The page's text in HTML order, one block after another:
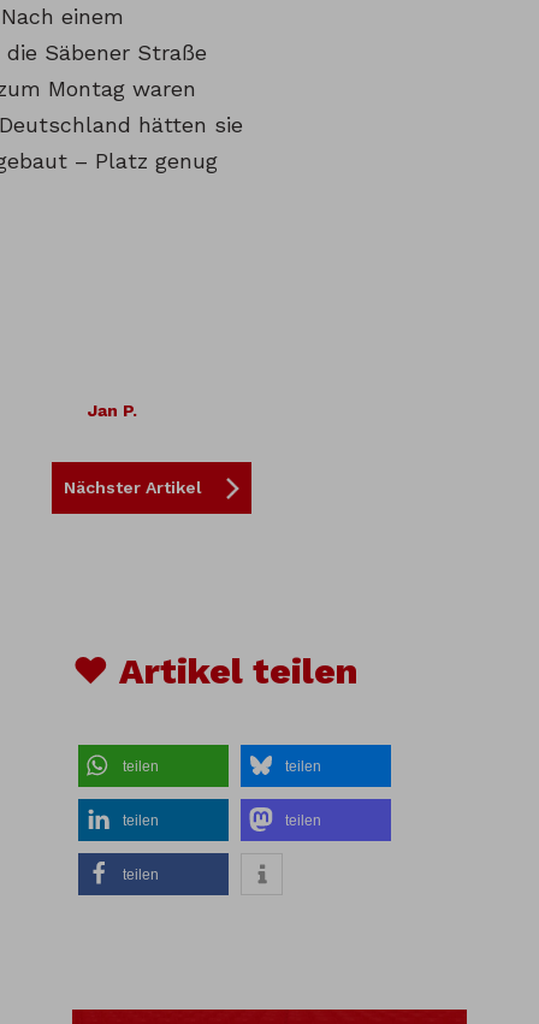
einem
Säbener Straße
Montag waren
hätten sie
– Platz genug
Jan P.
Nächster Artikel
♥ Artikel teilen
teilen teilen
teilen teilen
teilen